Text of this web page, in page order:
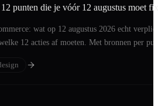
punten die je vóór 12 augustus moet
wat op 12 augustus 2026 echt
12 acties af moeten. Met bronnen per